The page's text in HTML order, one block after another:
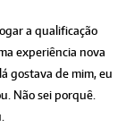
a qualificação
experiência nova
gostava de mim, eu
Não sei porquê.